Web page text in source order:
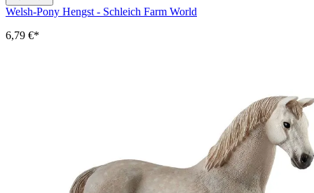
Welsh-Pony Hengst - Schleich Farm World
6,79 €*